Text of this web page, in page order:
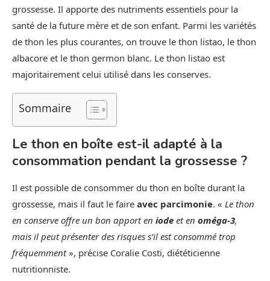
grossesse. Il apporte des nutriments essentiels pour la
santé de la future mère et de son enfant. Parmi les variétés
de thon les plus courantes, on trouve le thon listao, le thon
albacore et le thon germon blanc. Le thon listao est
majoritairement celui utilisé dans les conserves.
Sommaire
Le thon en boîte est-il adapté à la
consommation pendant la grossesse ?
Il est possible de consommer du thon en boîte durant la
grossesse, mais il faut le faire avec parcimonie. « Le thon
en conserve offre un bon apport en iode et en oméga-3,
mais il peut présenter des risques s’il est consommé trop
fréquemment», précise Coralie Costi, diététicienne
nutritionniste.